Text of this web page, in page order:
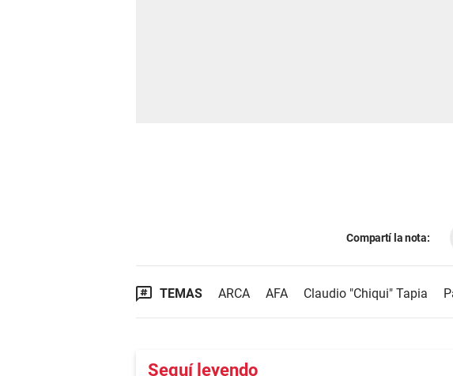
Compartí la nota:
TEMAS ARCA AFA Claudio "Chiqui" Tapia
Seguí leyendo